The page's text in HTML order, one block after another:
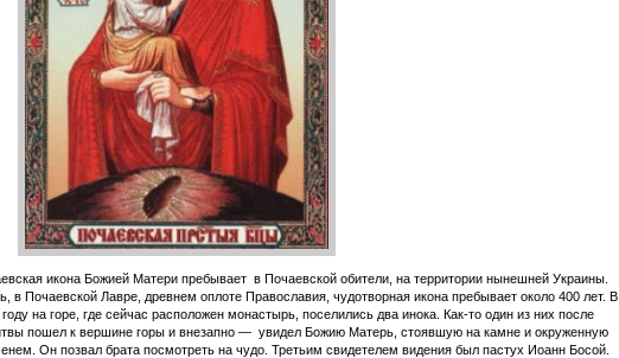
икона Божией Матери пребывает в Почаевской обители, на территории нынешней Украины.
в Почаевской Лавре, древнем оплоте Православия, чудотворная икона пребывает около 400 лет. В
году на горе, где сейчас расположен монастырь, поселились два инока. Как-то один из них после
пошел к вершине горы и внезапно — увидел Божию Матерь, стоявшую на камне и окруженную
Он позвал брата посмотреть на чудо. Третьим свидетелем видения был пастух Иоанн Босой.